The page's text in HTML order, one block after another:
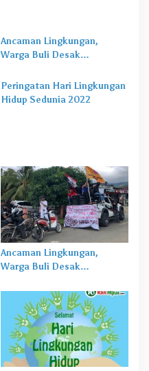
Ancaman Lingkungan,
Warga Buli Desak
Priven Lestari
Peringatan Hari Lingkungan
Hidup Sedunia 2022
Ancaman Lingkungan,
Warga Buli Desak
Priven Lestari